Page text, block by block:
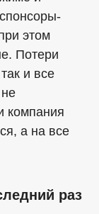
этом
Потери
и все
компания
а на все
раз